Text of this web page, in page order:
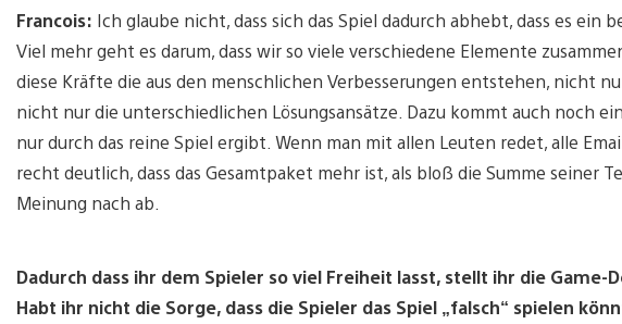
Francois: Ich glaube nicht, dass sich das Spiel dadurch abhebt, dass es ein
Viel mehr geht es darum, dass wir so viele verschiedene Elemente
diese Kräfte die aus den menschlichen Verbesserungen entstehen, nicht
nicht nur die unterschiedlichen Lösungsansätze. Dazu kommt auch noch
nur durch das reine Spiel ergibt. Wenn man mit allen Leuten redet, alle
recht deutlich, dass das Gesamtpaket mehr ist, als bloß die Summe seiner
Meinung nach ab.
Dadurch dass ihr dem Spieler so viel Freiheit lasst, stellt ihr die Game-
Habt ihr nicht die Sorge, dass die Spieler das Spiel „falsch“ spielen